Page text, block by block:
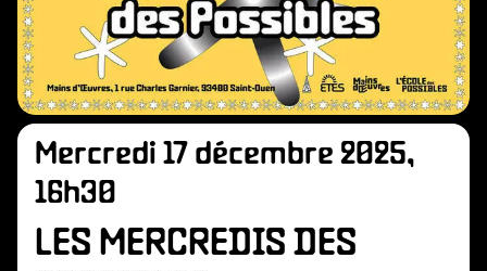
Mercredi 17 décembre 2025,
16h30
LES MERCREDIS DES